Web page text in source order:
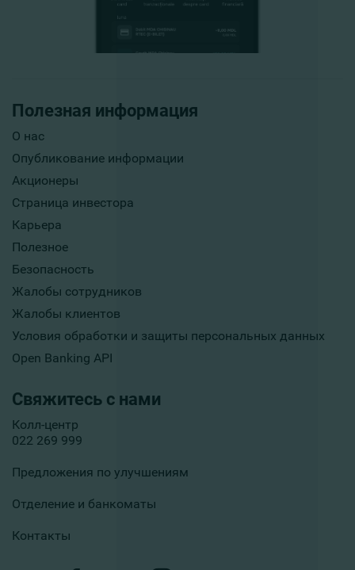
Полезная информация
О нас
Опубликование информации
Акционеры
Страница инвестора
Карьера
Полезное
Безопасность
Жалобы сотрудников
Жалобы клиентов
Условия обработки и защиты персональных данных
Open Banking API
Свяжитесь с нами
Колл-центр
022 269 999
Предложения по улучшениям
Отделение и банкоматы
Контакты